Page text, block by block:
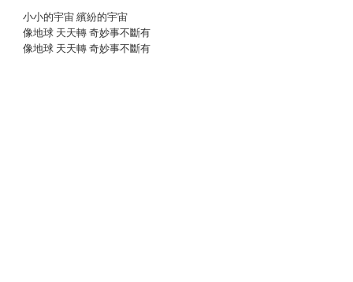
小小的宇宙 繽紛的宇宙
像地球 天天轉 奇妙事不斷有
像地球 天天轉 奇妙事不斷有